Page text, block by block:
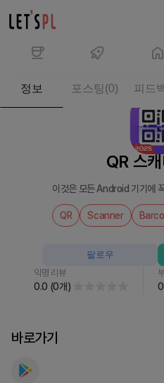
서
QR 스
이것은 모든 Android 기기에
QR Scanner
익명 리뷰
0.0 (0개) 0
팔로우
정보 포스팅(0) 피드
바로가기